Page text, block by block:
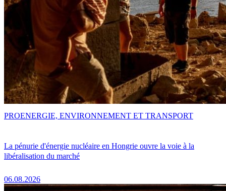
La pénurie d'énergie nucléaire en Hongrie ouvre la voie à la
libéralisation du marché
06.08.2026
PROENERGIE, ENVIRONNEMENT ET TRANSPORT